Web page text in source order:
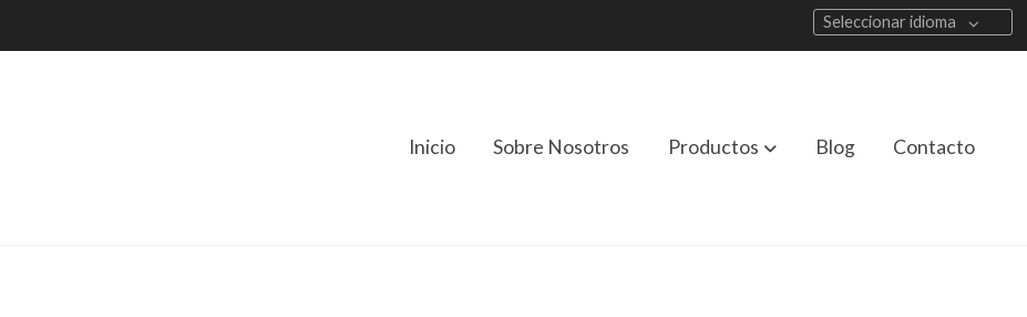
Seleccionar idioma
Inicio Sobre Nosotros Productos Blog Contacto